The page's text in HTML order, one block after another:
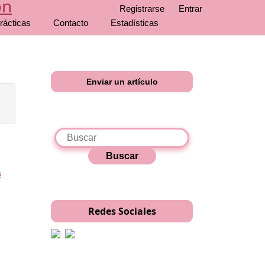
Contacto Estadísticas
Registrarse Entrar
Enviar un artículo
Buscar
Redes Sociales